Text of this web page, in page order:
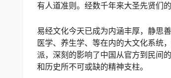
有人道准则。经数千年来大圣先贤们的
易经文化今天已成为内涵丰厚，静思
医学、养生学、等在内的大文化系统
派，深刻的影响了中国从官方到民间
和历史所不可或缺的精神支柱。